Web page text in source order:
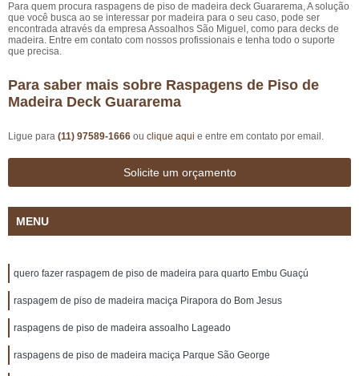
Para quem procura raspagens de piso de madeira deck Guararema, A solução
que você busca ao se interessar por madeira para o seu caso, pode ser
encontrada através da empresa Assoalhos São Miguel, como para decks de
madeira. Entre em contato com nossos profissionais e tenha todo o suporte
que precisa.
Para saber mais sobre Raspagens de Piso de
Madeira Deck Guararema
Ligue para (11) 97589-1666 ou clique aqui e entre em contato por email.
Solicite um orçamento
MENU
quero fazer raspagem de piso de madeira para quarto Embu Guaçú
raspagem de piso de madeira maciça Pirapora do Bom Jesus
raspagens de piso de madeira assoalho Lageado
raspagens de piso de madeira maciça Parque São George